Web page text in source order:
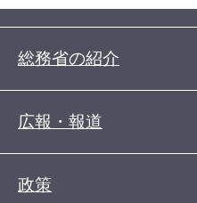
総務省の紹介
広報・報道
政策